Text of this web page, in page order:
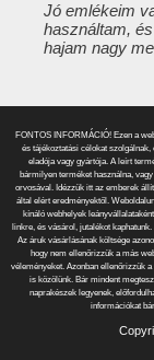
Jó emlékeim
használtam,
hajam nagy
FONTOS INFORMÁCIÓ! Ezen a
és tájékoztatási célokat
eladója vagy gyártója. A leírt
bármilyen terméket használna,
orvosával. Idézzük itt az emberek
által elért eredményektől.
kínáló webhelyek
linkre, és vásárol, jutalékot
Az áruk vásárlásának költsége
hogy nem ellenőrizzük a más
véleményeket. Azonban ellenőrizzük
is közölünk. Bár mindent
naprakészek legyenek,
információkat